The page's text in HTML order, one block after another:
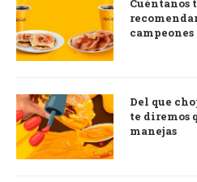
Cuéntanos
campeones
Del que
te diremos
manejas